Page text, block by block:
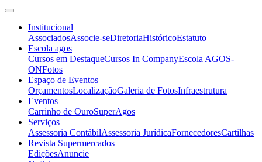
Institucional
AssociadosAssocie-seDiretoriaHistóricoEstatuto
Escola agos
Cursos em DestaqueCursos In CompanyEscola AGOS-
ONFotos
Espaço de Eventos
OrçamentosLocalizaçãoGaleria de FotosInfraestrutura
Eventos
Carrinho de OuroSuperAgos
Serviços
Assessoria ContábilAssessoria JurídicaFornecedoresCartilhas
Revista Supermercados
EdiçõesAnuncie